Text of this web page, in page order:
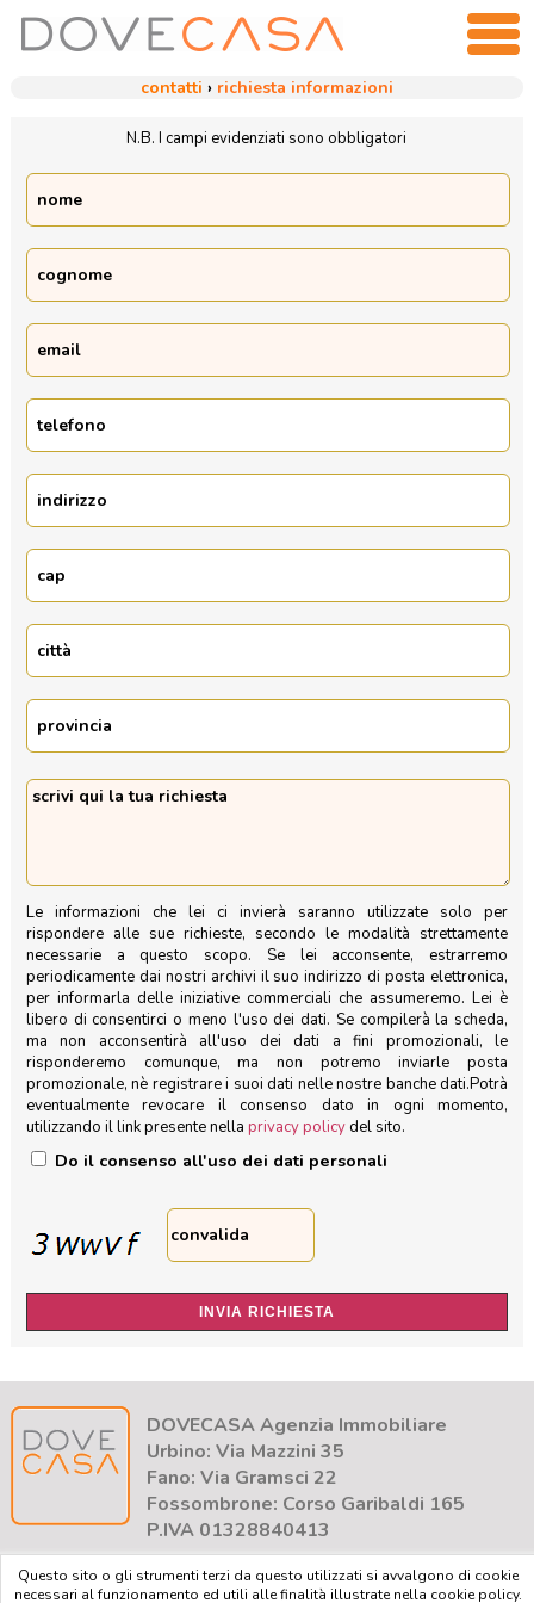
contatti › richiesta informazioni
N.B. I campi evidenziati sono obbligatori
Le informazioni che lei ci invierà saranno utilizzate solo per
rispondere alle sue richieste, secondo le modalità strettamente
necessarie a questo scopo. Se lei acconsente, estrarremo
periodicamente dai nostri archivi il suo indirizzo di posta elettronica,
per informarla delle iniziative commerciali che assumeremo. Lei è
libero di consentirci o meno l'uso dei dati. Se compilerà la scheda,
ma non acconsentirà all'uso dei dati a fini promozionali, le
risponderemo comunque, ma non potremo inviarle posta
promozionale, nè registrare i suoi dati nelle nostre banche dati.Potrà
eventualmente revocare il consenso dato in ogni momento,
utilizzando il link presente nella privacy policydel sito.
Do il consenso all'uso dei dati personali
DOVECASA Agenzia Immobiliare
Urbino: Via Mazzini 35
Fano: Via Gramsci 22
Fossombrone: Corso Garibaldi 165
P.IVA 01328840413
Questo sito o gli strumenti terzi da questo utilizzati si avvalgono di cookie
necessari al funzionamento ed utili alle finalità illustrate nella cookie policy.